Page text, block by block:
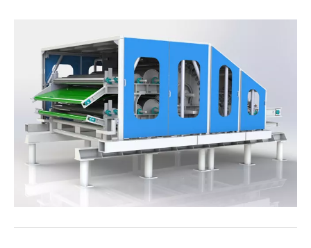
son tan populares los materiales no tejidos? Aquí está el
resumen: ¿Por qué son populares los materiales no
tejidos? ¿Cuáles son las ventajas del mate no tejido?